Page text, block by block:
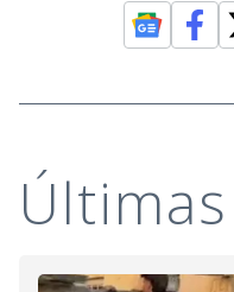
Últimas